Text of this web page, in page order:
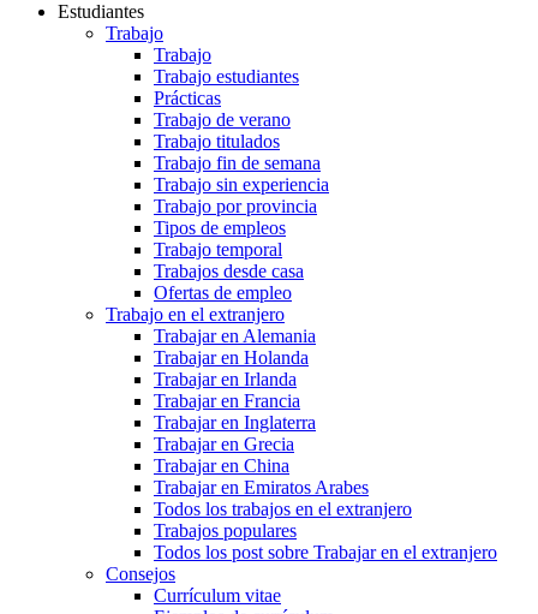
Estudiantes
Trabajo
Trabajo
Trabajo estudiantes
Prácticas
Trabajo de verano
Trabajo titulados
Trabajo fin de semana
Trabajo sin experiencia
Trabajo por provincia
Tipos de empleos
Trabajo temporal
Trabajos desde casa
Ofertas de empleo
Trabajo en el extranjero
Trabajar en Alemania
Trabajar en Holanda
Trabajar en Irlanda
Trabajar en Francia
Trabajar en Inglaterra
Trabajar en Grecia
Trabajar en China
Trabajar en Emiratos Arabes
Todos los trabajos en el extranjero
Trabajos populares
Todos los post sobre Trabajar en el extranjero
Consejos
Currículum vitae